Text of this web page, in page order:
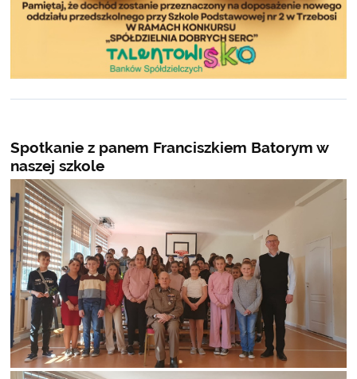
Spotkanie z panem Franciszkiem Batorym w
naszej szkole